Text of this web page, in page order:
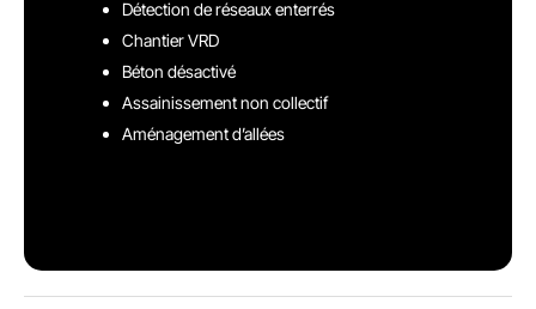
Détection de réseaux enterrés
Chantier VRD
Béton désactivé
Assainissement non collectif
Aménagement d’allées